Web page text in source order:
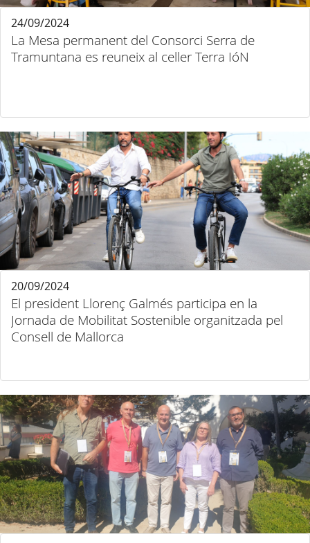
La Mesa permanent del Consorci Serra de
Tramuntana es reuneix al celler Terra IóN
24/09/2024
El president Llorenç Galmés participa en la
Jornada de Mobilitat Sostenible organitzada pel
Consell de Mallorca
20/09/2024